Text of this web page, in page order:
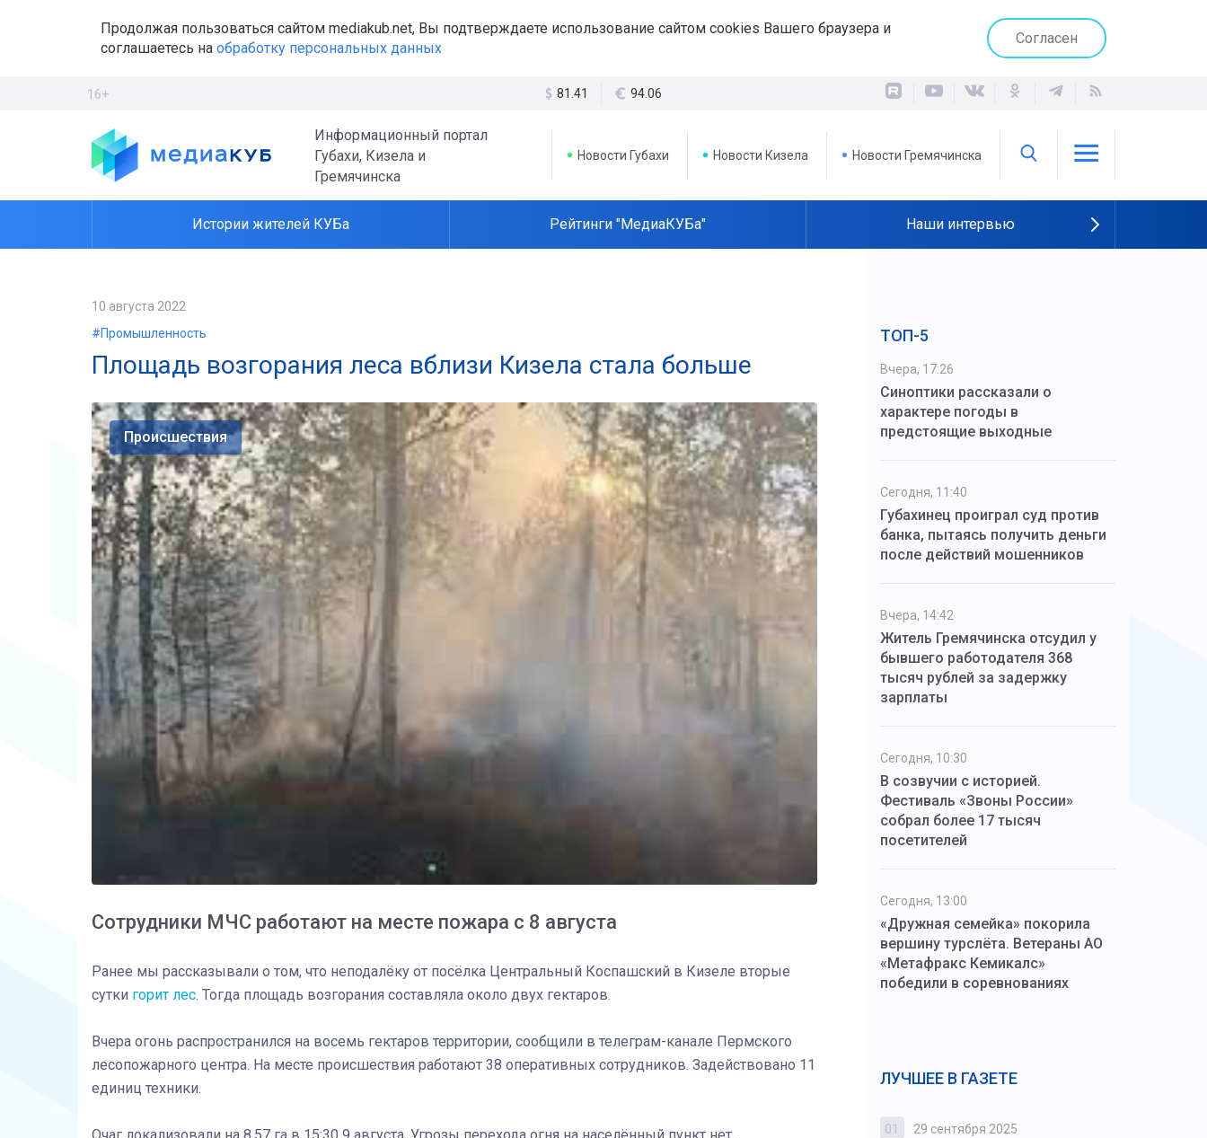
Продолжая пользоваться сайтом mediakub.net, Вы подтверждаете использование сайтом cookies Вашего браузера и
соглашаетесь на обработку персональных данных
Согласен
16+ 81.41 94.06
Информационный портал
Губахи, Кизела и
Гремячинска
Новости Губахи Новости Кизела Новости Гремячинска
Истории жителей КУБа Рейтинги "МедиаКУБа" Наши интервью
10 августа 2022
#Промышленность
Площадь возгорания леса вблизи Кизела стала больше
Происшествия
Сотрудники МЧС работают на месте пожара с 8 августа
Ранее мы рассказывали о том, что неподалёку от посёлка Центральный Коспашский в Кизеле вторые
сутки горит лес. Тогда площадь возгорания составляла около двух гектаров.
Вчера огонь распространился на восемь гектаров территории, сообщили в телеграм-канале Пермского
лесопожарного центра. На месте происшествия работают 38 оперативных сотрудников. Задействовано 11
единиц техники.
ТОП-5
Вчера, 17:26
Синоптики рассказали о
характере погоды в
предстоящие выходные
Сегодня, 11:40
Губахинец проиграл суд против
банка, пытаясь получить деньги
после действий мошенников
Вчера, 14:42
Житель Гремячинска отсудил у
бывшего работодателя 368
тысяч рублей за задержку
зарплаты
Сегодня, 10:30
В созвучии с историей.
Фестиваль «Звоны России»
собрал более 17 тысяч
посетителей
Сегодня, 13:00
«Дружная семейка» покорила
вершину турслёта. Ветераны АО
«Метафракс Кемикалс»
победили в соревнованиях
ЛУЧШЕЕ В ГАЗЕТЕ
03 4 октября 2025 01 29 сентября 2025